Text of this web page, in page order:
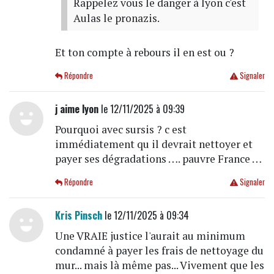
Rappelez vous le danger à lyon c'est
Aulas le pronazis.
Et ton compte à rebours il en est ou ?
Signaler
Répondre
j aime lyonle 12/11/2025 à 09:39
Pourquoi avec sursis ? c est
immédiatement qu il devrait nettoyer et
payer ses dégradations …. pauvre France …
Signaler
Répondre
Kris Pinschle 12/11/2025 à 09:34
Une VRAIE justice l'aurait au minimum
condamné à payer les frais de nettoyage du
mur... mais là même pas... Vivement que les